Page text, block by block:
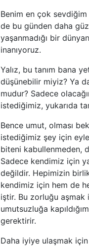
Benim en çok sevdiğim
de bu günden daha
yaşanmadığı bir
inanıyoruz.
Yalız, bu tanım bana
düşünebilir miyiz? Ya
mudur? Sadece
istediğimiz, yukarıda
Bence umut, olması
istediğimiz şey için
biteni kabullenmeden,
Sadece kendimiz için
değildir. Hepimizin
kendimiz için hem de
iştir. Bu zorluğu
umutsuzluğa
gerektirir.
Daha iyiye ulaşmak